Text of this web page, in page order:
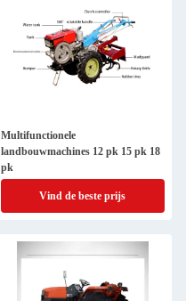
Multifunctionele
landbouwmachines 12 pk 15 pk 18
pk
Vind de beste prijs